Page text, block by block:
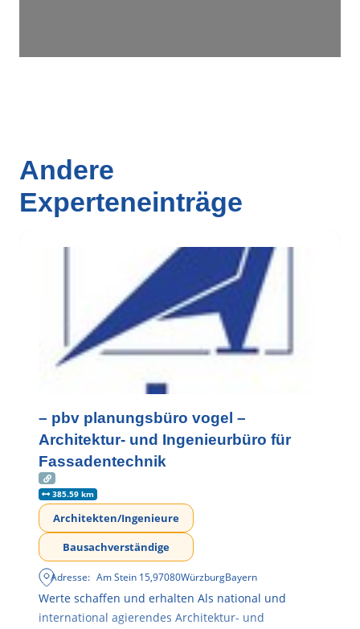
Andere
Experteneinträge
– pbv planungsbüro vogel –
Architektur- und Ingenieurbüro für
Fassadentechnik
385.59 km
Architekten/Ingenieure
Bausachverständige
Adresse: Am Stein 15,97080WürzburgBayern
Werte schaffen und erhalten Als national und
international agierendes Architektur- und